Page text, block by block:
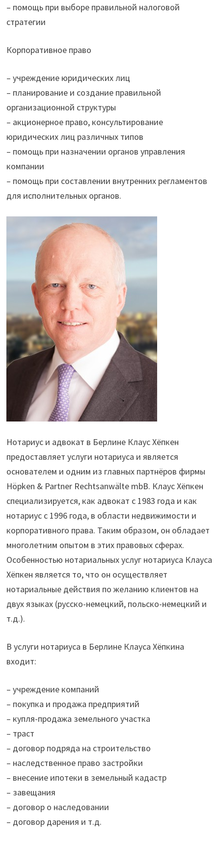
– помощь при выборе правильной налоговой
стратегии
Корпоративное право
– учреждение юридических лиц
– планирование и создание правильной
организационной структуры
– акционерное право, консультирование
юридических лиц различных типов
– помощь при назначении органов управления
компании
– помощь при составлении внутренних регламентов
для исполнительных органов.
Нотариус и адвокат в Берлине Клаус Хёпкен
предоставляет услуги нотариуса и является
основателем и одним из главных партнёров фирмы
Höpken & Partner Rechtsanwälte mbB. Клаус Хёпкен
специализируется, как адвокат с 1983 года и как
нотариус с 1996 года, в области недвижимости и
корпоративного права. Таким образом, он обладает
многолетним опытом в этих правовых сферах.
Особенностью нотариальных услуг нотариуса Клауса
Хёпкен является то, что он осуществляет
нотариальные действия по желанию клиентов на
двух языках (русско-немецкий, польско-немецкий и
т.д.).
В услуги нотариуса в Берлине Клауса Хёпкина
входит:
– учреждение компаний
– покупка и продажа предприятий
– купля-продажа земельного участка
– траст
– договор подряда на строительство
– наследственное право застройки
– внесение ипотеки в земельный кадастр
– завещания
– договор о наследовании
– договор дарения и т.д.